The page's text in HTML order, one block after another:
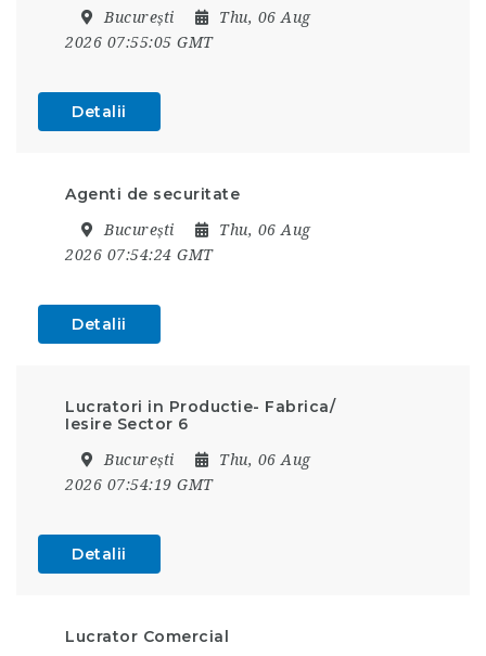
București
Thu, 06 Aug
2026 07:55:05 GMT
Detalii
Agenti de securitate
București
Thu, 06 Aug
2026 07:54:24 GMT
Detalii
Lucratori in Productie- Fabrica/
Iesire Sector 6
București
Thu, 06 Aug
2026 07:54:19 GMT
Detalii
Lucrator Comercial